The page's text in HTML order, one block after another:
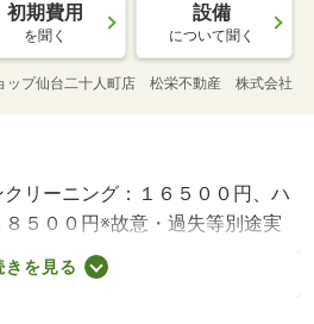
初期費用
を聞く
設備
について聞く
ップ仙台二十人町店 松栄不動産 株式会社
リーニング：１６５００円、ハ
５００円※故意・過失等別途実
８００円、退去時ハウスクリー
アコンクリーニング代１６５０
きを見る